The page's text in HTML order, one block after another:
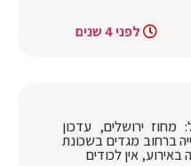
לפני 4 שנים
מחוז ירושלים, עדכון
ברחוב מגדים בשכונת
אין לכודים